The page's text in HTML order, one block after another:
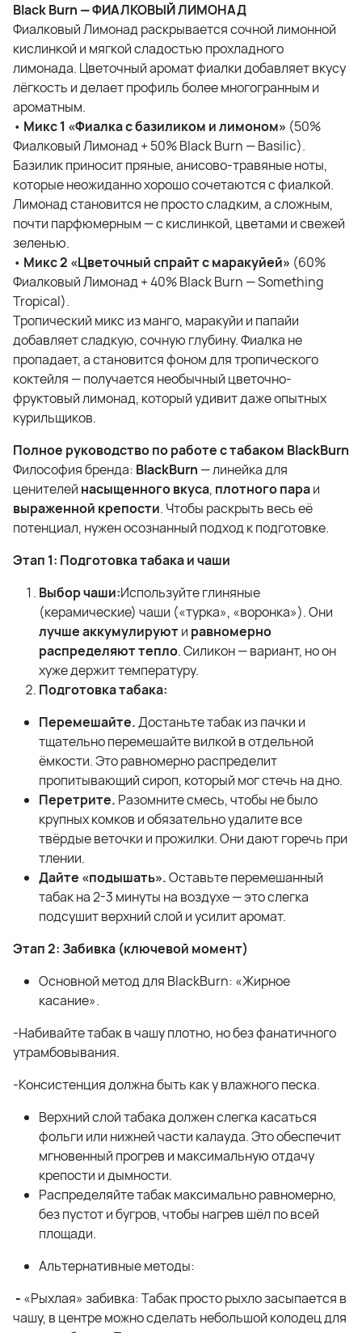
Black Burn — ФИАЛКОВЫЙ ЛИМОНАД
Фиалковый Лимонад раскрывается сочной лимонной
кислинкой и мягкой сладостью прохладного
лимонада. Цветочный аромат фиалки добавляет вкусу
лёгкость и делает профиль более многогранным и
ароматным.
• Микс 1 «Фиалка с базиликом и лимоном» (50%
Фиалковый Лимонад + 50% Black Burn — Basilic).
Базилик приносит пряные, анисово-травяные ноты,
которые неожиданно хорошо сочетаются с фиалкой.
Лимонад становится не просто сладким, а сложным,
почти парфюмерным — с кислинкой, цветами и свежей
зеленью.
• Микс 2 «Цветочный спрайт с маракуйей» (60%
Фиалковый Лимонад + 40% Black Burn — Something
Tropical).
Тропический микс из манго, маракуйи и папайи
добавляет сладкую, сочную глубину. Фиалка не
пропадает, а становится фоном для тропического
коктейля — получается необычный цветочно-
фруктовый лимонад, который удивит даже опытных
курильщиков.
Полное руководство по работе с табаком BlackBurn
Философия бренда: BlackBurn — линейка для
ценителей насыщенного вкуса, плотного параи
выраженной крепости. Чтобы раскрыть весь её
потенциал, нужен осознанный подход к подготовке.
Этап 1: Подготовка табака и чаши
Выбор чаши:Используйте глиняные
(керамические) чаши («турка», «воронка»). Они
лучше аккумулируюти равномерно
распределяют тепло. Силикон — вариант, но он
хуже держит температуру.
Подготовка табака:
Перемешайте.Достаньте табак из пачки и
тщательно перемешайте вилкой в отдельной
ёмкости. Это равномерно распределит
пропитывающий сироп, который мог стечь на дно.
Перетрите. Разомните смесь, чтобы не было
крупных комков и обязательно удалите все
твёрдые веточки и прожилки. Они дают горечь при
тлении.
Дайте «подышать».Оставьте перемешанный
табак на 2-3 минуты на воздухе — это слегка
подсушит верхний слой и усилит аромат.
Этап 2: Забивка (ключевой момент)
Основной метод для BlackBurn: «Жирное
касание».
-Набивайте табак в чашу плотно, но без фанатичного
утрамбовывания.
-Консистенция должна быть как у влажного песка.
Верхний слой табака должен слегка касаться
фольги или нижней части калауда. Это обеспечит
мгновенный прогрев и максимальную отдачу
крепости и дымности.
Распределяйте табак максимально равномерно,
без пустот и бугров, чтобы нагрев шёл по всей
площади.
Альтернативные методы:
- «Рыхлая» забивка: Табак просто рыхло засыпается в
чашу, в центре можно сделать небольшой колодец для